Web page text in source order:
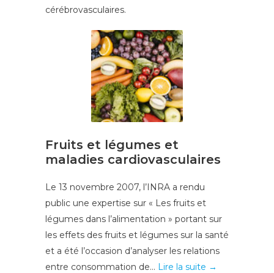
cérébrovasculaires.
Fruits et légumes et
maladies cardiovasculaires
Le 13 novembre 2007, l’INRA a rendu
public une expertise sur « Les fruits et
légumes dans l’alimentation » portant sur
les effets des fruits et légumes sur la santé
et a été l’occasion d’analyser les relations
entre consommation de... Lire la suite →